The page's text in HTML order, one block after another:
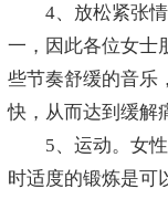
4、放松紧张情
一，因此各位女士
些节奏舒缓的音乐
快，从而达到缓解
5、运动。女性
时适度的锻炼是可